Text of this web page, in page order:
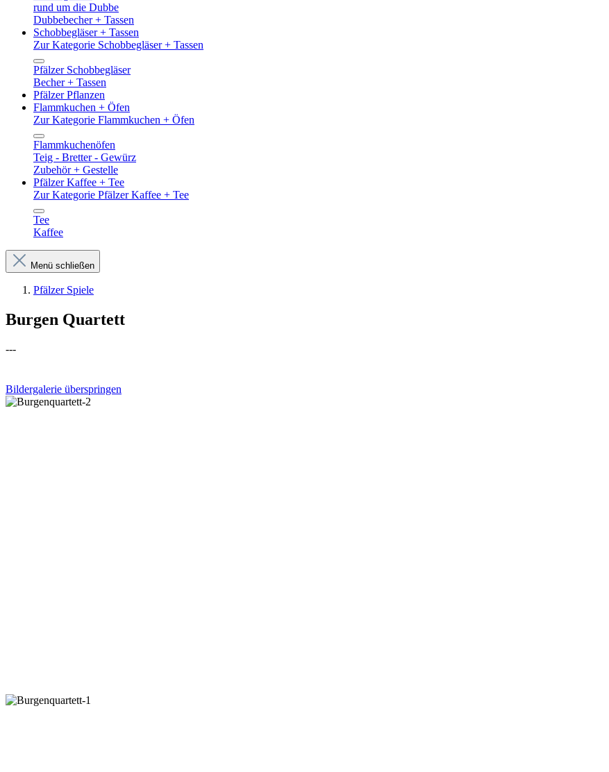
rund um die Dubbe
Dubbebecher + Tassen
Schobbegläser + Tassen
Zur Kategorie Schobbegläser + Tassen
Pfälzer Schobbegläser
Becher + Tassen
Pfälzer Pflanzen
Flammkuchen + Öfen
Zur Kategorie Flammkuchen + Öfen
Flammkuchenöfen
Teig - Bretter - Gewürz
Zubehör + Gestelle
Pfälzer Kaffee + Tee
Zur Kategorie Pfälzer Kaffee + Tee
Tee
Kaffee
Menü schließen
Pfälzer Spiele
Burgen Quartett
---
Bildergalerie überspringen